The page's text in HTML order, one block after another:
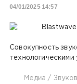
04/01/2025 14:57
Совокупность
технологическими
Медиа /